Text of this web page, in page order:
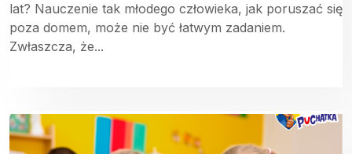
lat? Nauczenie tak młodego człowieka, jak poruszać się
poza domem, może nie być łatwym zadaniem.
Zwłaszcza, że...